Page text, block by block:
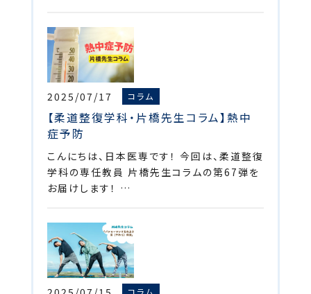
2025/07/17 コラム
【柔道整復学科・片橋先生コラム】熱中
症予防
こんにちは、日本医専です！ 今回は、柔道整復
学科の専任教員 片橋先生コラムの第67弾を
お届けします！ …
コラム